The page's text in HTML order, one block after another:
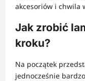
akcesoriów i chwila
Jak zrobić
kroku?
Na początek
jednocześnie